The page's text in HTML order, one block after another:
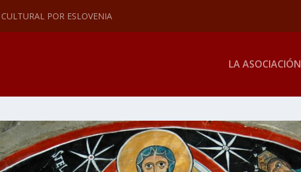
POR ESLOVENIA
LA ASOCIACIÓN